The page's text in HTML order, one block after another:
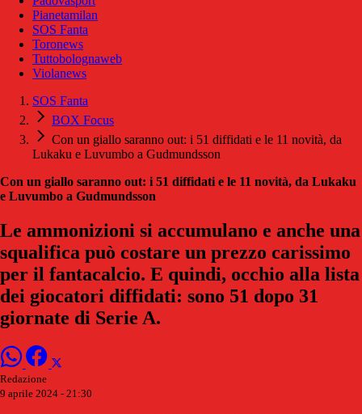
Pianetamilan
SOS Fanta
Toronews
Tuttobolognaweb
Violanews
SOS Fanta
BOX Focus
Con un giallo saranno out: i 51 diffidati e le 11 novità, da
Lukaku e Luvumbo a Gudmundsson
Con un giallo saranno out: i 51 diffidati e le 11 novità, da Lukaku
e Luvumbo a Gudmundsson
Le ammonizioni si accumulano e anche una
squalifica può costare un prezzo carissimo
per il fantacalcio. E quindi, occhio alla lista
dei giocatori diffidati: sono 51 dopo 31
giornate di Serie A.
Redazione
9 aprile 2024 - 21:30